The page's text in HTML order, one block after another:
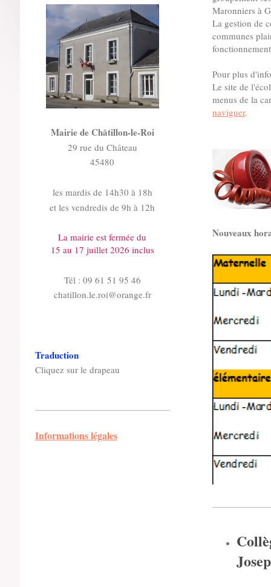
Maronniers à
La gestion de
communes
Pour plus
Le site de
menus de la
naviguer.
Nouveaux
Mairie de Châtillon-le-Roi
29 rue du Château
45480
les mardis de 14h30 à 18h
et les vendredis de 9h à 12h
La mairie est fermée du
15 au 17 juillet 2026 inclus
Tél : 09 61 51 95 46
chatillon.le.roi@orange.fr
Traduction
Cliquez sur le drapeau
Informations légales